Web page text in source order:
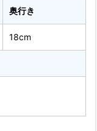
奥行き
18cm